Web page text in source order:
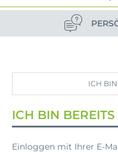
ICH
ICH BIN
Einloggen mit Ihrer E-